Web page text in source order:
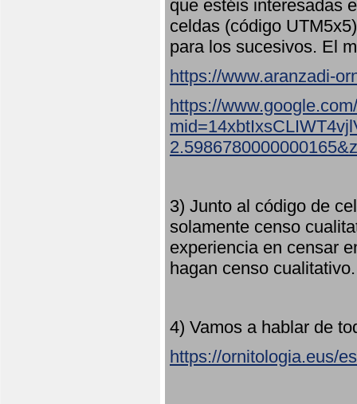
que estéis interesadas
celdas (código
para los sucesivos. El
https://www.aranzadi-
https://
3) Junto al código de
solamente censo
experiencia en censar
hagan censo
4) Vamos a hablar de
https://ornitologia.eus/